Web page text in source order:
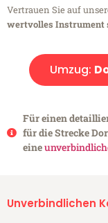
Vertrauen Sie auf
wertvolles Instrument
Umzug:
Für einen
für die Strecke
eine
Unverbindlichen